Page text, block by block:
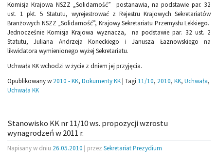
Komisja Krajowa NSZZ „Solidarność” postanawia, na podstawie par. 32
ust. 1 pkt. 5 Statutu, wyrejestrować z Rejestru Krajowych Sekretariatów
Branżowych NSZZ „Solidarność”, Krajowy Sekretariatu Przemysłu Lekkiego.
Jednocześnie Komisja Krajowa wyznacza, na podstawie par. 32 ust. 2
Statutu, Juliana Andrzeja Koneckiego i Janusza Łaznowskiego na
likwidatora wymienionego wyżej Sekretariatu.
Uchwała KK wchodzi w życie z dniem jej przyjęcia.
Opublikowany w 2010 - KK, Dokumenty KK| Tagi 11/10, 2010, KK, Uchwała,
Uchwała KK
Stanowisko KK nr 11/10 ws. propozycji wzrostu
wynagrodzeń w 2011 r.
Napisany w dniu 26.05.2010 | przez Sekretariat Prezydium